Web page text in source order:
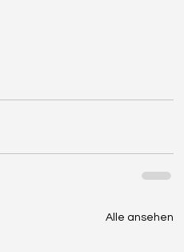
Alle ansehen